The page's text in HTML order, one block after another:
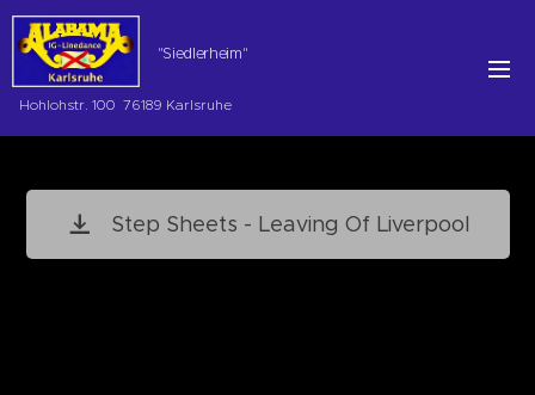
"Siedlerheim"
Hohlohstr. 100 76189 Karlsruhe
Step Sheets - Leaving Of Liverpool